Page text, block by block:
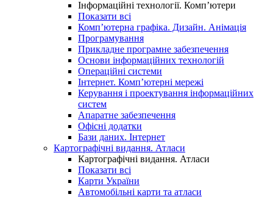
Інформаційні технології. Комп’ютери
Показати всі
Комп’ютерна графіка. Дизайн. Анімація
Програмування
Прикладне програмне забезпечення
Основи інформаційних технологій
Операційні системи
Інтернет. Комп’ютерні мережі
Керування і проектування інформаційних
систем
Апаратне забезпечення
Офісні додатки
Бази даних. Інтернет
Картографічні видання. Атласи
Картографічні видання. Атласи
Показати всі
Карти України
Автомобільні карти та атласи